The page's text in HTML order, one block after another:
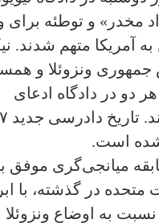
مخدر» و توطئه برای
آمریکا متهم شدند.
جمهوری ونزوئلا و
دو در دادگاه ادعای
بی‌گناهی
است.
میانجی‌گری موفق
متحده در گذشته، با
به اوضاع ونزوئلا